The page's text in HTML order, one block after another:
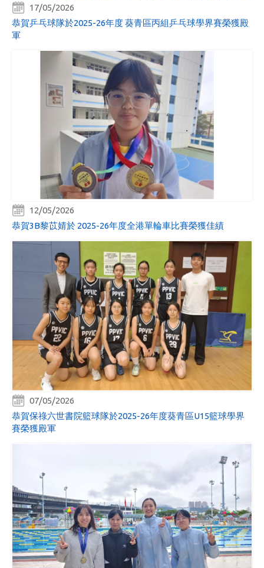
17/05/2026
恭賀乒乓球隊於2025-26年度 葵青區丙組乒乓球學界賽榮獲殿
軍
12/05/2026
恭賀3B黎苡婧於 2025-26年度全港單輪車比賽榮獲佳績
07/05/2026
恭賀保祿六世書院籃球隊於2025-26年度葵青區U15籃球學界
賽榮獲殿軍